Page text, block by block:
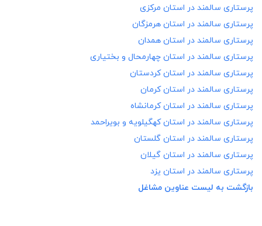
پرستاری سالمند در استان مرکزی
پرستاری سالمند در استان هرمزگان
پرستاری سالمند در استان همدان
پرستاری سالمند در استان چهارمحال و بختیاری
پرستاری سالمند در استان کردستان
پرستاری سالمند در استان کرمان
پرستاری سالمند در استان کرمانشاه
پرستاری سالمند در استان کهگیلویه و بویراحمد
پرستاری سالمند در استان گلستان
پرستاری سالمند در استان گیلان
پرستاری سالمند در استان یزد
بازگشت به لیست عناوین مشاغل